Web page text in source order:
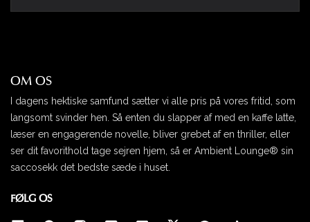
OM OS
I dagens hektiske samfund sætter vi alle pris på vores fritid, som
langsomt svinder hen. Så enten du slapper af med en kaffe latte,
læser en engagerende novelle, bliver grebet af en thriller, eller
ser dit favorithold tage sejren hjem, så er Ambient Lounge® sin
saccosekk det bedste sæde i huset.
FØLG OS